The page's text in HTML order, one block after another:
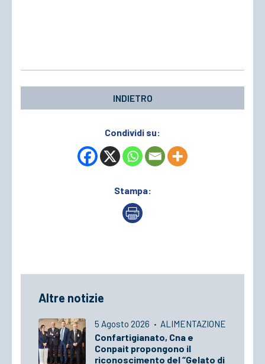
INDIETRO
Condividi su:
Stampa:
Altre notizie
5 Agosto 2026 · ALIMENTAZIONE
Confartigianato, Cna e
Conpait propongono il
riconoscimento del “Gelato di